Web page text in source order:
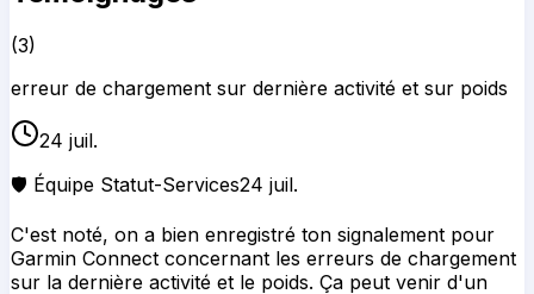
(3)
erreur de chargement sur dernière activité et sur poids
24 juil.
🛡️ Équipe Statut-Services24 juil.
C'est noté, on a bien enregistré ton signalement pour
Garmin Connect concernant les erreurs de chargement
sur la dernière activité et le poids. Ça peut venir d'un